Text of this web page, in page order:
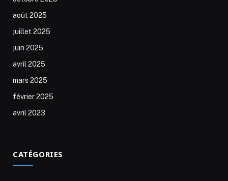
août 2025
juillet 2025
juin 2025
avril 2025
mars 2025
février 2025
avril 2023
CATÉGORIES